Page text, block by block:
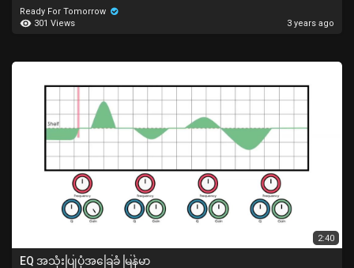
Ready For Tomorrow
301 Views
3 years ago
2:40
EQ အသုံးပြုပုံအခြေခံ မြန်မာ